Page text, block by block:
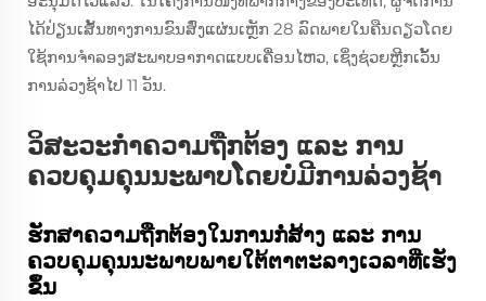
ໄດ້ປ່ຽນເສັ້ນທາງການຂົນສົ່ງແຜ່ນເຫຼັກ 28 ລົດພາຍໃນຄືນດຽວໂດຍ
ໃຊ້ການຈຳລອງສະພາບອາກາດແບບເຄື່ອນໄຫວ, ເຊິ່ງຊ່ວຍຫຼີກເວັ້ນ
ການລ່ວງຊ້າໄປ 11 ວັນ.
ວິສະວະກຳຄວາມຖືກຕ້ອງ ແລະ ການ
ຄວບຄຸມຄຸນນະພາບໂດຍບໍ່ມີການລ່ວງຊ້າ
ຮັກສາຄວາມຖືກຕ້ອງໃນການກໍ່ສ້າງ ແລະ ການ
ຄວບຄຸມຄຸນນະພາບພາຍໃຕ້ຕາຕະລາງເວລາທີ່ເຮັງ
ຂຶ້ນ